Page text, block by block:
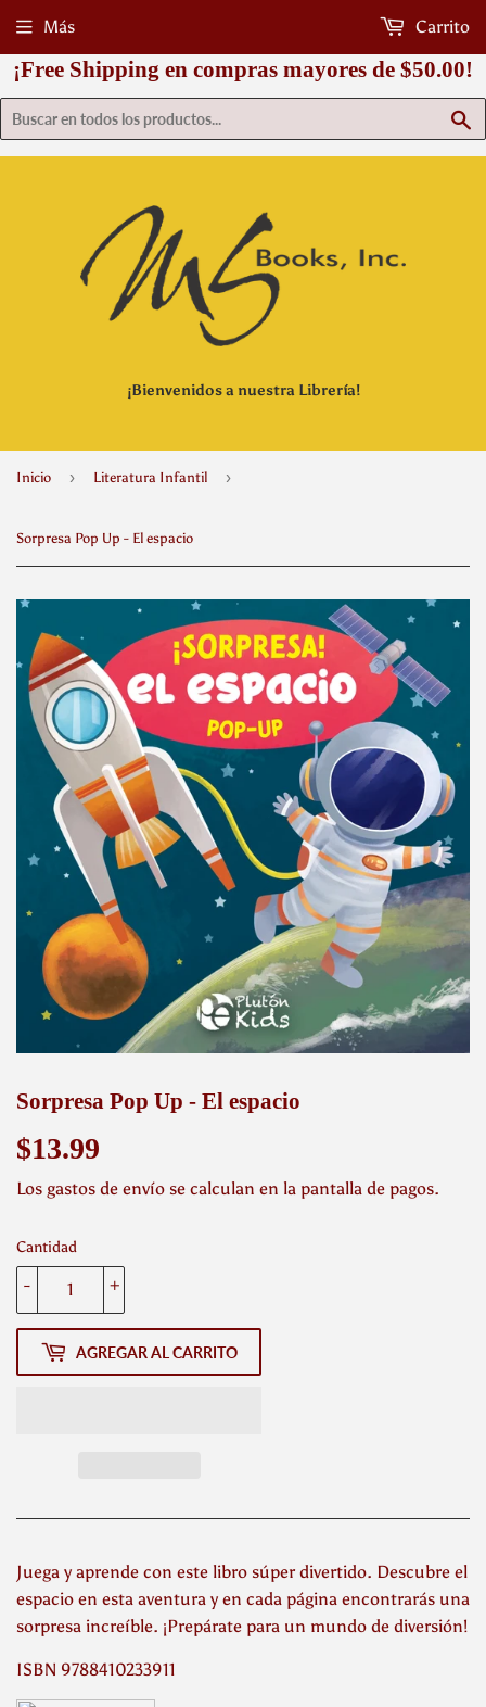
¡Free Shipping en compras mayores de $50.00!
¡Bienvenidos a nuestra Librería!
Más Carrito
Inicio › Literatura Infantil ›
Sorpresa Pop Up - El espacio
Sorpresa Pop Up - El espacio
$13.99
Los gastos de envío se calculan en la pantalla de pagos.
Cantidad
+
-
AGREGAR AL CARRITO
Juega y aprende con este libro súper divertido. Descubre el
espacio en esta aventura y en cada página encontrarás una
sorpresa increíble. ¡Prepárate para un mundo de diversión!
ISBN 9788410233911